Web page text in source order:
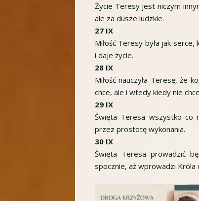
Życie Teresy jest niczym
ale za dusze ludzkie.
27 IX
Miłość Teresy była jak
i daje życie.
28 IX
Miłość nauczyła Teresę, że
chce, ale i wtedy kiedy nie
29 IX
Święta Teresa wszystko co
przez prostotę wykonania.
30 IX
Święta Teresa prowadzić
spocznie, aż wprowadzi Króla